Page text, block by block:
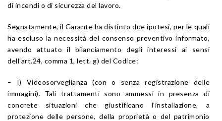
di incendi o di sicurezza del lavoro.
Segnatamente, il Garante ha distinto due ipotesi, per le quali
ha escluso la necessità del consenso preventivo informato,
avendo attuato il bilanciamento degli interessi ai sensi
dell’art.24, comma 1, lett. g) del Codice:
– I) Videosorveglianza (con o senza registrazione delle
immagini). Tali trattamenti sono ammessi in presenza di
concrete situazioni che giustificano l’installazione, a
protezione delle persone, della proprietà o del patrimonio